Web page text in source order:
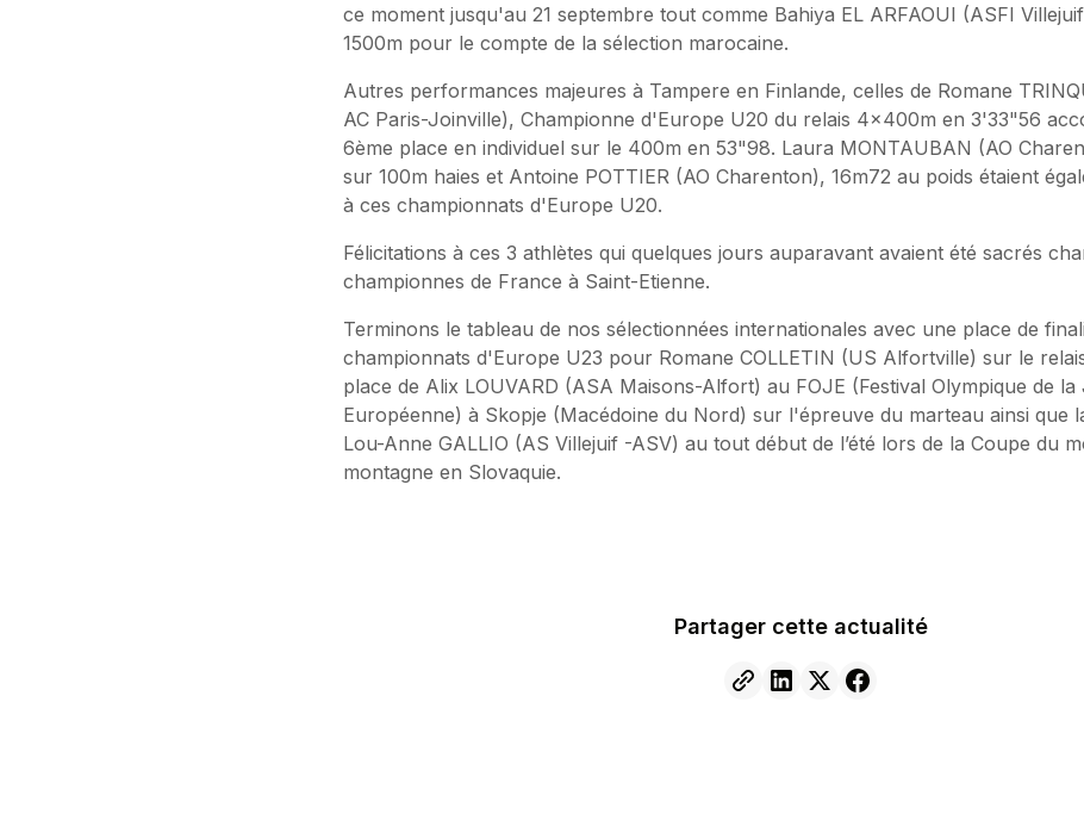
ce moment jusqu'au 21 septembre tout comme Bahiya EL ARFAOUI (ASFI
1500m pour le compte de la sélection marocaine.
Autres performances majeures à Tampere en Finlande, celles de Romane
AC Paris-Joinville), Championne d'Europe U20 du relais 4x400m en 3'33"56
6ème place en individuel sur le 400m en 53"98. Laura MONTAUBAN (AO
sur 100m haies et Antoine POTTIER (AO Charenton), 16m72 au poids étaient
à ces championnats d'Europe U20.
Félicitations à ces 3 athlètes qui quelques jours auparavant avaient été sacrés
championnes de France à Saint-Etienne.
Terminons le tableau de nos sélectionnées internationales avec une place de
championnats d'Europe U23 pour Romane COLLETIN (US Alfortville) sur le
place de Alix LOUVARD (ASA Maisons-Alfort) au FOJE (Festival Olympique de la
Européenne) à Skopje (Macédoine du Nord) sur l'épreuve du marteau ainsi que
Lou-Anne GALLIO (AS Villejuif -ASV) au tout début de l’été lors de la Coupe du
montagne en Slovaquie.
Partager cette actualité